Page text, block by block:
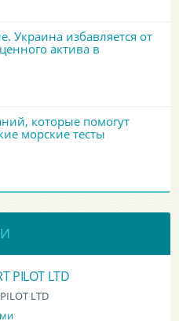
Украина избавляется от
актива в
которые помогут
морские тесты
PILOT LTD
LTD